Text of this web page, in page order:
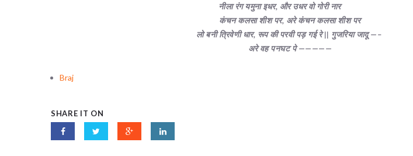
नीला रंग यमुना इधर, और उधर वो गोरी नार
कंचन कलसा शीश पर, अरे कंचन कलसा शीश पर
लो बनी त्रिवेणी धार, रूप की परवी पड़ गई रे|| गुजरिया जादू —–
अरे वह पनघट पे—————
Braj
SHARE IT ON